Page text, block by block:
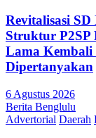
Revitalisasi
Struktur P2SP
Lama
Dipertanyakan
6 Agustus 2026
Berita Benglulu
Advertorial Daerah